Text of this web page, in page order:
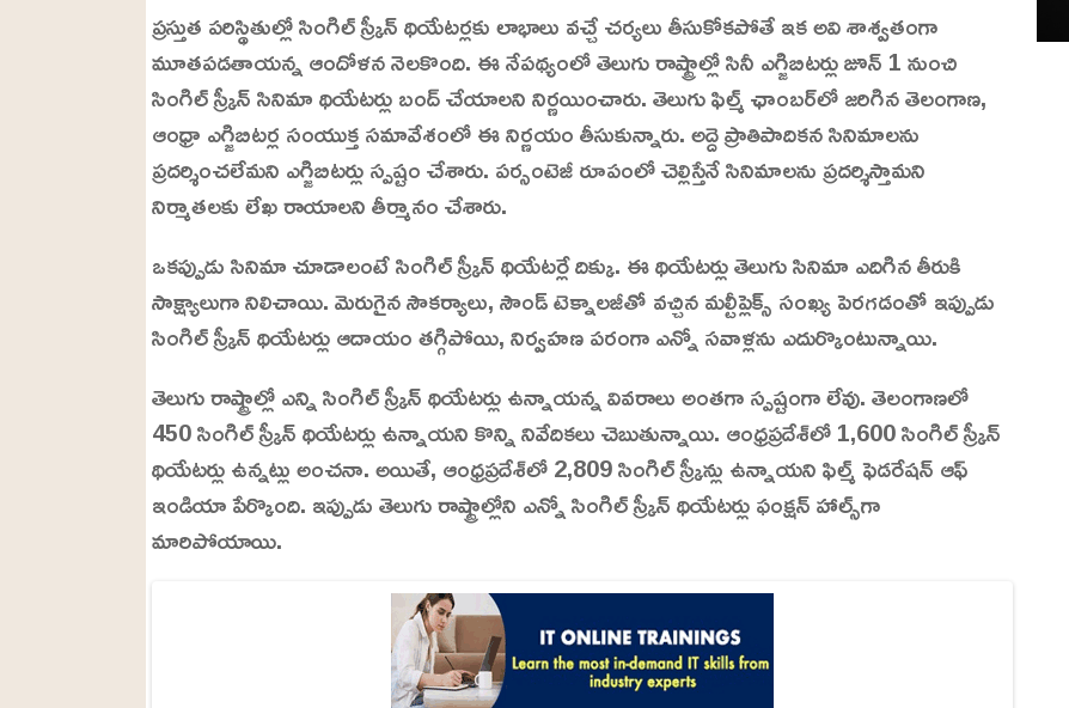
ప్రస్తుత పరిస్థితుల్లో సింగిల్ స్క్రీన్ థియేటర్లకు లాభాలు వచ్చే చర్యలు తీసుకోకపోతే ఇక అవి శాశ్వతంగా
మూతపడతాయన్న ఆందోళన నెలకొంది. ఈ నేపథ్యంలో తెలుగు రాష్ట్రాల్లో సినీ ఎగ్జిబిటర్లు జూన్ 1 నుంచి
సింగిల్‌ స్క్రీన్ సినిమా థియేటర్లు బంద్ చేయాలని నిర్ణయించారు. తెలుగు ఫిల్మ్ ఛాంబర్‌లో జరిగిన తెలంగాణ,
ఆంధ్రా ఎగ్జిబిటర్ల సంయుక్త సమావేశంలో ఈ నిర్ణయం తీసుకున్నారు. అద్దె ప్రాతిపాదికన సినిమాలను
ప్రదర్శించలేమని ఎగ్జిబిటర్లు స్పష్టం చేశారు. పర్సంటెజీ రూపంలో చెల్లిస్తేనే సినిమాలను ప్రదర్శిస్తామని
నిర్మాతలకు లేఖ రాయాలని తీర్మానం చేశారు.
ఒకప్పుడు సినిమా చూడాలంటే సింగిల్ స్క్రీన్‌ థియేటర్లే దిక్కు. ఈ థియేటర్లు తెలుగు సినిమా ఎదిగిన తీరుకి
సాక్ష్యాలుగా నిలిచాయి. మెరుగైన సౌకర్యాలు, సౌండ్ టెక్నాలజీతో వచ్చిన మల్టీప్లెక్స్‌ సంఖ్య పెరగడంతో ఇప్పుడు
సింగిల్ స్క్రీన్ థియేటర్లు ఆదాయం తగ్గిపోయి, నిర్వహణ పరంగా ఎన్నో సవాళ్లను ఎదుర్కొంటున్నాయి.
తెలుగు రాష్ట్రాల్లో ఎన్ని సింగిల్ స్క్రీన్ థియేటర్లు ఉన్నాయన్న వివరాలు అంతగా స్పష్టంగా లేవు. తెలంగాణలో
450 సింగిల్ స్క్రీన్ థియేటర్లు ఉన్నాయని కొన్ని నివేదికలు చెబుతున్నాయి. ఆంధ్రప్రదేశ్‌లో 1,600 సింగిల్ స్క్రీన్
థియేటర్లు ఉన్నట్లు అంచనా. అయితే, ఆంధ్రప్రదేశ్‌లో 2,809 సింగిల్ స్క్రీన్లు ఉన్నాయని ఫిల్మ్ ఫెడరేషన్ ఆఫ్
ఇండియా పేర్కొంది. ఇప్పుడు తెలుగు రాష్ట్రాల్లోని ఎన్నో సింగిల్ స్క్రీన్ థియేటర్లు ఫంక్షన్ హాల్స్‌గా
మారిపోయాయి.